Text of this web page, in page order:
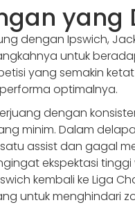
yang
dengan Ipswich,
untuk
yang semakin
optimalnya.
dengan
minim. Dalam
assist dan gagal
ekspektasi
kembali ke Liga
untuk menghindari